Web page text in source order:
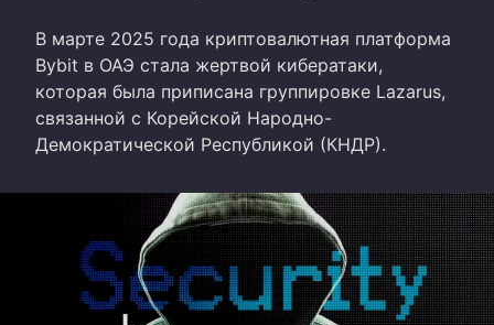
В марте 2025 года криптовалютная платформа
Bybit в ОАЭ стала жертвой кибератаки,
которая была приписана группировке Lazarus,
связанной с Корейской Народно-
Демократической Республикой (КНДР).